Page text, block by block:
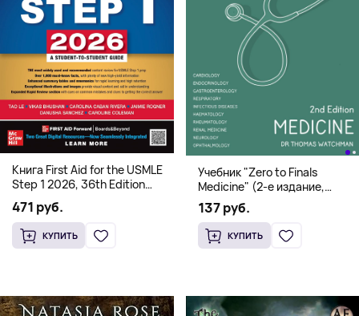
Книга First Aid for the USMLE
Step 1 2026, 36th Edition
(Мягкий переплет,
Английский язык)
471 руб.
КУПИТЬ
Учебник "Zero to Finals
Medicine" (2-е издание,
Мягкая обложка) Dr. Thomas
Watchman
137 руб.
КУПИТЬ